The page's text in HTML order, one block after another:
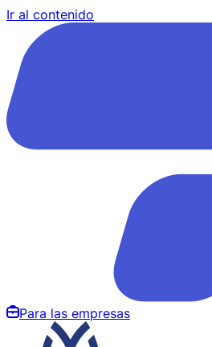
Ir al contenido
Para las empresas